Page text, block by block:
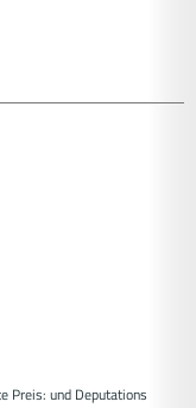
Preis: und Deputations